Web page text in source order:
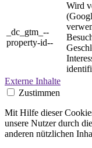
_dc_gtm_--
property-id--
Wird
Externe Inhalte
Zustimmen
Mit Hilfe dieser
unsere Nutzer durch
anderen nützlichen